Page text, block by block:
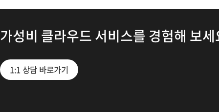
가성비 클라우드 서비스를 경험해 보
1:1 상담 바로가기